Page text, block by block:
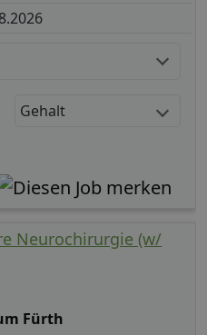
Gehalt
Neurochirurgie (w/
Fürth